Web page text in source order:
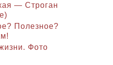
— Строган
Полезное?
Фото